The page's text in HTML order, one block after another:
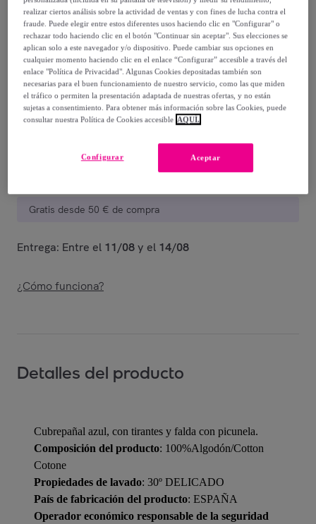
44,95 €
-59%
Vendido porFina Ejerique
Gratis desde 50 € de compra
Entrega: Entre el 11/08y el 14/08
¿Cómo funciona?
Detalles del producto
Cubrepañal azul, con tirantes y falda con picunela.
Composición del producto: 100%Algodón/Cotton
Cotone
Propiedades de lavado: 30º DELICADO
País de fabricación del producto: ESPAÑA
Operador económico responsable de la seguridad
realizar ciertos análisis sobre la actividad de ventas y con fines de lucha contra el
fraude. Puede elegir entre estos diferentes usos haciendo clic en "Configurar" o
rechazar todo haciendo clic en el botón "Continuar sin aceptar". Sus elecciones se
aplican solo a este navegador y/o dispositivo. Puede cambiar sus opciones en
cualquier momento haciendo clic en el enlace “Configurar” accesible a través del
enlace "Política de Privacidad". Algunas Cookies depositadas también son
necesarias para el buen funcionamiento de nuestro servicio, como las que miden
el tráfico o permiten la presentación adaptada de nuestras ofertas, y no están
sujetas a consentimiento. Para obtener más información sobre las Cookies, puede
consultar nuestra Política de Cookies accesible AQUÍ.
Aceptar
Configurar